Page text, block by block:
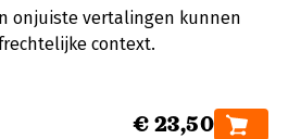
onjuiste vertalingen kunnen
context.
€ 23,50